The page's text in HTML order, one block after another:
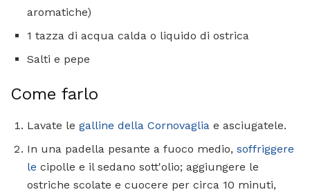
aromatiche)
1 tazza di acqua calda o liquido di ostrica
Salti e pepe
Come farlo
Lavate le galline della Cornovaglia e asciugatele.
In una padella pesante a fuoco medio, soffriggere
le cipolle e il sedano sott'olio; aggiungere le
ostriche scolate e cuocere per circa 10 minuti,